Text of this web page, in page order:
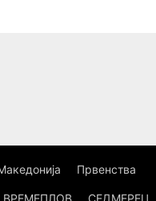
Првенства